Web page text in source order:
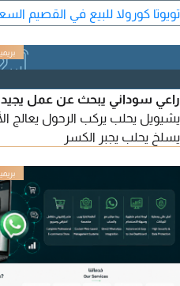
تويوتا كورولا للبيع في القصيم
راعي سوداني يبحث عن عمل يجيد
يشيويل يحلب يركب الرحول يعالج
يسلخ يحلب يجبر الكسر